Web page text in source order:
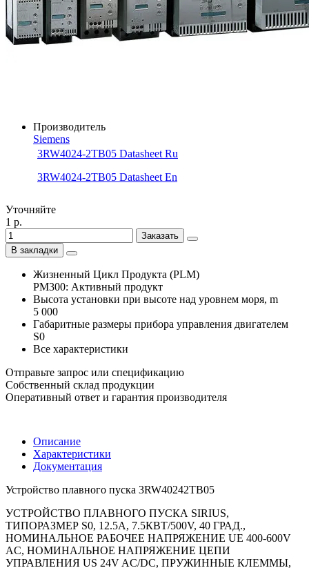
Производитель
Siemens
3RW4024-2TB05 Datasheet Ru
3RW4024-2TB05 Datasheet En
Уточняйте
1 р.
Заказать
В закладки
Жизненный Цикл Продукта (PLM)
PM300: Активный продукт
Высота установки при высоте над уровнем моря, m
5 000
Габаритные размеры прибора управления двигателем
S0
Все характеристики
Отправьте запрос или спецификацию
Собственный склад продукции
Оперативный ответ и гарантия производителя
Описание
Характеристики
Документация
Устройство плавного пуска 3RW40242TB05
УСТРОЙСТВО ПЛАВНОГО ПУСКА SIRIUS,
ТИПОРАЗМЕР S0, 12.5A, 7.5КВТ/500V, 40 ГРАД.,
НОМИНАЛЬНОЕ РАБОЧЕЕ НАПРЯЖЕНИЕ UE 400-600V
AC, НОМИНАЛЬНОЕ НАПРЯЖЕНИЕ ЦЕПИ
УПРАВЛЕНИЯ US 24V AC/DC, ПРУЖИННЫЕ КЛЕММЫ,